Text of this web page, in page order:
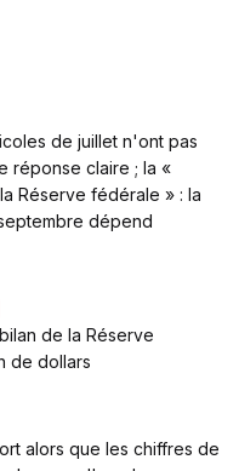
de juillet n'ont pas
réponse claire ; la «
Réserve fédérale » : la
dépend
de la Réserve
de dollars
alors que les chiffres de